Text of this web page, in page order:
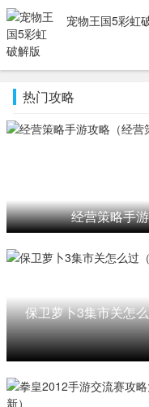
宠物王国5彩虹
热门攻略
经营策略手
保卫萝卜3集市关怎